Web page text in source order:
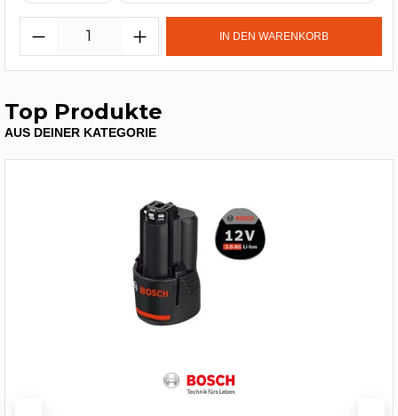
IN DEN WARENKORB
Top Produkte
AUS DEINER KATEGORIE